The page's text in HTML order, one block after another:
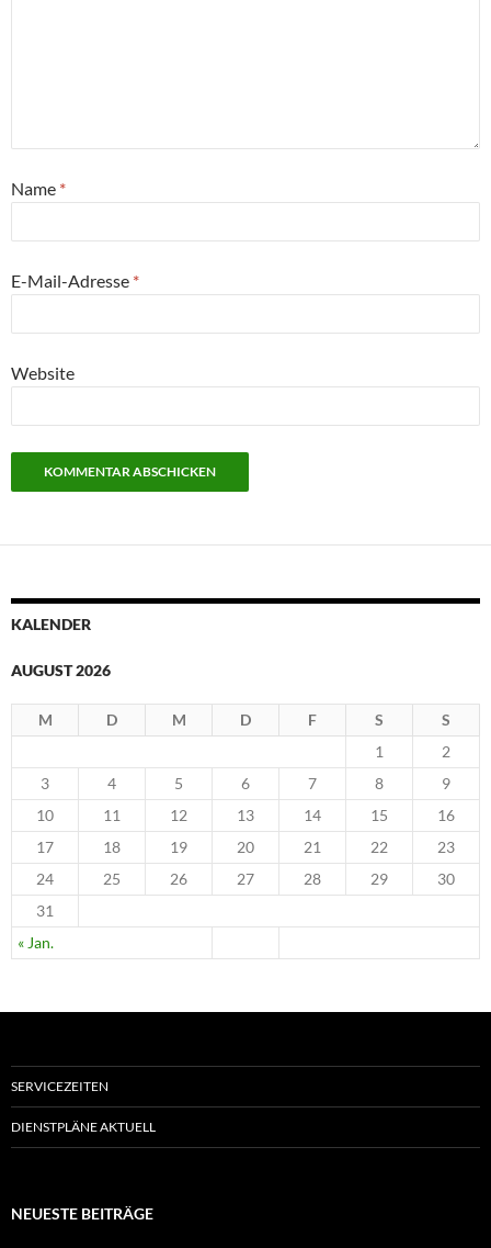
Name *
E-Mail-Adresse *
Website
KALENDER
AUGUST 2026
M D M D F S S
« Jan.
1
2
3
4 5 6 7 8
9
10
11 12 13 14 15
16
17
18 19 20 21 22
23
24
25 26 27 28 29
30
31
SERVICEZEITEN
DIENSTPLÄNE AKTUELL
NEUESTE BEITRÄGE